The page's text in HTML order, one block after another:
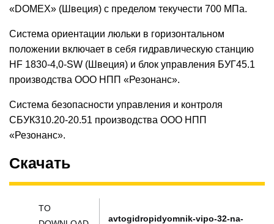
«DOMEX» (Швеция) с пределом текучести 700 МПа.
Система ориентации люльки в горизонтальном
положении включает в себя гидравлическую станцию ​​
HF 1830-4,0-SW (Швеция) и блок управления БУГ45.1
производства ООО НПП «Резонанс».
Система безопасности управления и контроля
СБУК310.20-20.51 производства ООО НПП
«Резонанс».
Скачать
TO
avtogidropidyomnik-vipo-32-na-